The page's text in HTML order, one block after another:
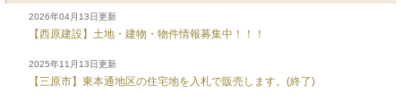
2026年04月13日更新
【西原建設】土地・建物・物件情報募集中！！！
2025年11月13日更新
【三原市】東本通地区の住宅地を入札で販売します。(終了)